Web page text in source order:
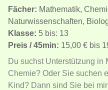
Fächer: Mathematik,
Naturwissenschaften,
Klasse: 5 bis: 13
Preis / 45min: 15,00 € bis
Du suchst Unterstützung in
Chemie? Oder Sie suchen
Kind? Dann sind Sie bei